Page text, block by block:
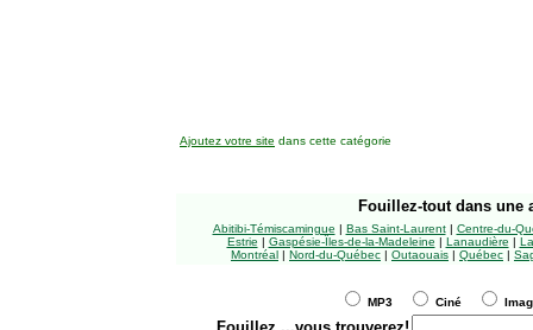
Ajoutez votre site dans cette catégorie
Fouillez-tout dans une
Abitibi-Témiscamingue | Bas Saint-Laurent| Centre-du-
Estrie | Gaspésie-Îles-de-la-Madeleine | Lanaudière |
Montréal | Nord-du-Québec | Outaouais | Québec |
MP3 Ciné